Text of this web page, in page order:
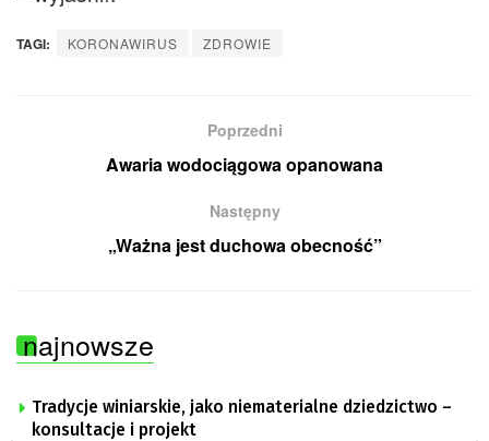
TAGI: KORONAWIRUS ZDROWIE
Poprzedni
Awaria wodociągowa opanowana
Następny
„Ważna jest duchowa obecność”
najnowsze
Tradycje winiarskie, jako niematerialne dziedzictwo –
konsultacje i projekt